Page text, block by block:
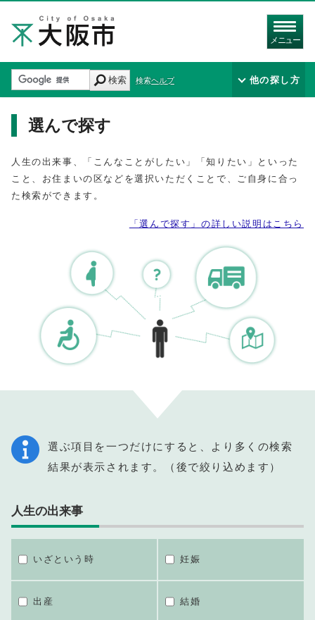
メニュー
検索 検索ヘルプ 他の探し方
選んで探す
人生の出来事、「こんなことがしたい」「知りたい」といった
こと、お住まいの区などを選択いただくことで、ご自身に合っ
た検索ができます。
「選んで探す」の詳しい説明はこちら
選ぶ項目を一つだけにすると、より多くの検索
結果が表示されます。（後で絞り込めます）
人生の出来事
いざという時 妊娠
出産 結婚